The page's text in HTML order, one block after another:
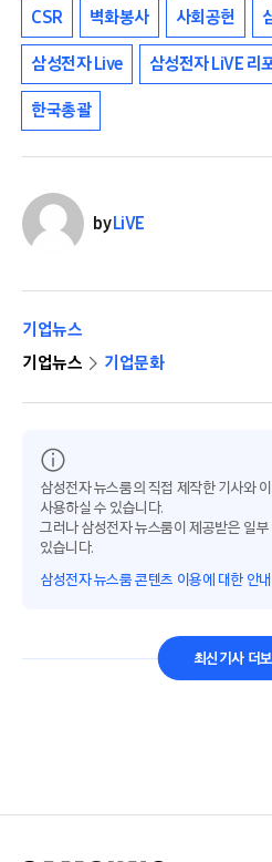
CSR 벽화봉사 사회공헌
삼성전자 Live 삼성전자 LiVE 리
한국총괄
byLiVE
기업뉴스
기업뉴스
기업문화
삼성전자 뉴스룸의 직접 제작한 기사와
사용하실 수 있습니다.
그러나 삼성전자 뉴스룸이 제공받은 일
있습니다.
삼성전자 뉴스룸 콘텐츠 이용에 대한 안내
최신기사 더보